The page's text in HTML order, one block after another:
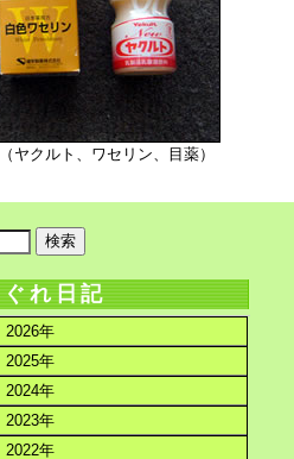
ヤクルト、ワセリン、目薬）
れ日記